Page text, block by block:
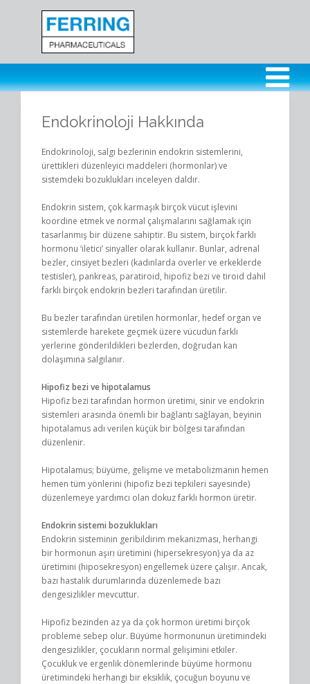
Endokrinoloji Hakkında
Endokrinoloji, salgı bezlerinin endokrin sistemlerini,
ürettikleri düzenleyici maddeleri (hormonlar) ve
sistemdeki bozuklukları inceleyen daldır.
Endokrin sistem, çok karmaşık birçok vücut işlevini
koordine etmek ve normal çalışmalarını sağlamak için
tasarlanmış bir düzene sahiptir. Bu sistem, birçok farklı
hormonu ‘iletici’ sinyaller olarak kullanır. Bunlar, adrenal
bezler, cinsiyet bezleri (kadınlarda overler ve erkeklerde
testisler), pankreas, paratiroid, hipofiz bezi ve tiroid dahil
farklı birçok endokrin bezleri tarafından üretilir.
Bu bezler tarafından üretilen hormonlar, hedef organ ve
sistemlerde harekete geçmek üzere vücudun farklı
yerlerine gönderildikleri bezlerden, doğrudan kan
dolaşımına salgılanır.
Hipofiz bezi ve hipotalamus
Hipofiz bezi tarafından hormon üretimi, sinir ve endokrin
sistemleri arasında önemli bir bağlantı sağlayan, beyinin
hipotalamus adı verilen küçük bir bölgesi tarafından
düzenlenir.
Hipotalamus; büyüme, gelişme ve metabolizmanın hemen
hemen tüm yönlerini (hipofiz bezi tepkileri sayesinde)
düzenlemeye yardımcı olan dokuz farklı hormon üretir.
Endokrin sistemi bozuklukları
Endokrin sisteminin geribildirim mekanizması, herhangi
bir hormonun aşırı üretimini (hipersekresyon) ya da az
üretimini (hiposekresyon) engellemek üzere çalışır. Ancak,
bazı hastalık durumlarında düzenlemede bazı
dengesizlikler mevcuttur.
Hipofiz bezinden az ya da çok hormon üretimi birçok
probleme sebep olur. Büyüme hormonunun üretimindeki
dengesizlikler, çocukların normal gelişimini etkiler.
Çocukluk ve ergenlik dönemlerinde büyüme hormonu
üretimindeki herhangi bir eksiklik, çocuğun boyunu ve